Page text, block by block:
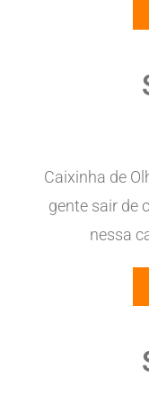
Caixinha de
gente sair de
nessa